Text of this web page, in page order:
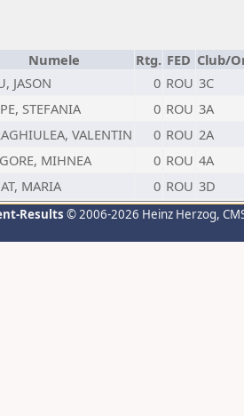
Numele Rtg. FED Club/
JASON 0 ROU 3C
STEFANIA 0 ROU 3A
VALENTIN 0 ROU 2A
MIHNEA 0 ROU 4A
MARIA 0 ROU 3D
Results © 2006-2026 Heinz Herzog,